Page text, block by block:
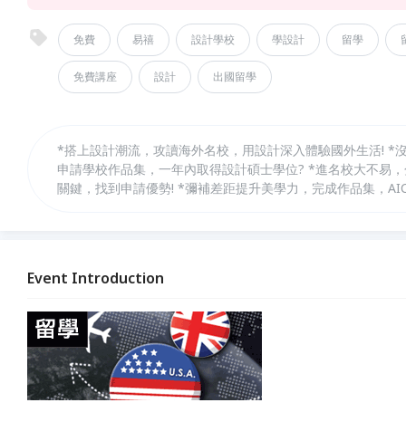
免費 易禧 設計學校 學設計 留學
免費講座 設計 出國留學
*搭上設計潮流，攻讀海外名校，用設計深入體驗國外生活! *
申請學校作品集，一年內取得設計碩士學位? *進名校大不易
關鍵，找到申請優勢! *彌補差距提升美學力，完成作品集，
Event Introduction